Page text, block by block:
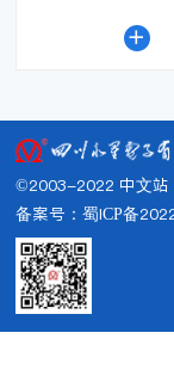

©2003-2022 中文站
备案号：蜀ICP备